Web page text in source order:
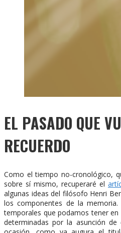
EL PASADO QUE
RECUERDO
Como el tiempo no-cronológico,
sobre sí mismo, recuperaré el
algunas ideas del filósofo Henri
los componentes de la
temporales que podamos tener en
determinadas por la asunción de